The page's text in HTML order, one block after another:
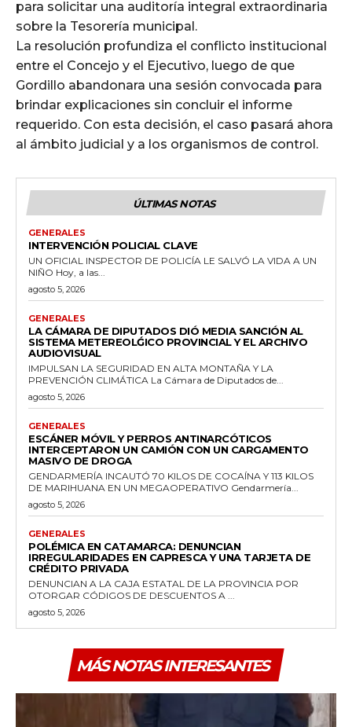
para solicitar una auditoría integral extraordinaria
sobre la Tesorería municipal.
La resolución profundiza el conflicto institucional
entre el Concejo y el Ejecutivo, luego de que
Gordillo abandonara una sesión convocada para
brindar explicaciones sin concluir el informe
requerido. Con esta decisión, el caso pasará ahora
al ámbito judicial y a los organismos de control.
ÚLTIMAS NOTAS
GENERALES
INTERVENCIÓN POLICIAL CLAVE
UN OFICIAL INSPECTOR DE POLICÍA LE SALVÓ LA VIDA A UN
NIÑO Hoy, a las...
agosto 5, 2026
GENERALES
LA CÁMARA DE DIPUTADOS DIÓ MEDIA SANCIÓN AL
SISTEMA METEREOLǴICO PROVINCIAL Y EL ARCHIVO
AUDIOVISUAL
IMPULSAN LA SEGURIDAD EN ALTA MONTAÑA Y LA
PREVENCIÓN CLIMÁTICA La Cámara de Diputados de...
agosto 5, 2026
GENERALES
ESCÁNER MÓVIL Y PERROS ANTINARCÓTICOS
INTERCEPTARON UN CAMIÓN CON UN CARGAMENTO
MASIVO DE DROGA
GENDARMERÍA INCAUTÓ 70 KILOS DE COCAÍNA Y 113 KILOS
DE MARIHUANA EN UN MEGAOPERATIVO Gendarmería...
agosto 5, 2026
GENERALES
POLÉMICA EN CATAMARCA: DENUNCIAN
IRREGULARIDADES EN CAPRESCA Y UNA TARJETA DE
CRÉDITO PRIVADA
DENUNCIAN A LA CAJA ESTATAL DE LA PROVINCIA POR
OTORGAR CÓDIGOS DE DESCUENTOS A ...
agosto 5, 2026
MÁS NOTAS INTERESANTES